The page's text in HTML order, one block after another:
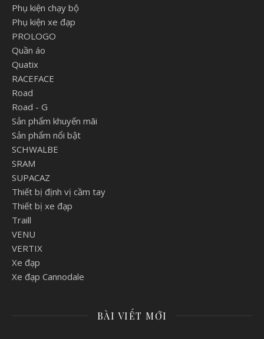
Phụ kiện chạy bộ
Phụ kiện xe đạp
PROLOGO
Quần áo
Quatix
RACEFACE
Road
Road - G
Sản phẩm khuyến mãi
Sản phẩm nổi bật
SCHWALBE
SRAM
SUPACAZ
Thiết bị định vị cầm tay
Thiết bị xe đạp
Traill
VENU
VERTIX
Xe đạp
Xe đạp Cannodale
BÀI VIẾT MỚI